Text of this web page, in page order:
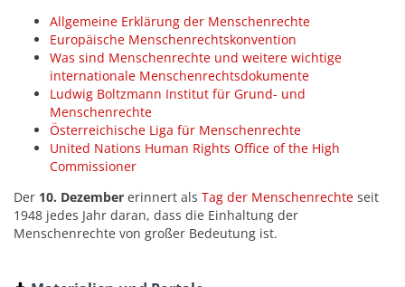
Allgemeine Erklärung der Menschenrechte
Europäische Menschenrechtskonvention
Was sind Menschenrechte und weitere wichtige
internationale Menschenrechtsdokumente
Ludwig Boltzmann Institut für Grund- und
Menschenrechte
Österreichische Liga für Menschenrechte
United Nations Human Rights Office of the High
Commissioner
Der 10. Dezember erinnert als Tag der Menschenrechte seit
1948 jedes Jahr daran, dass die Einhaltung der
Menschenrechte von großer Bedeutung ist.